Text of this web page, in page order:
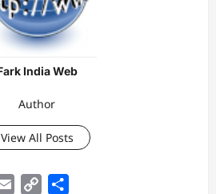
India Web
Author
View All Posts
Email
Copy